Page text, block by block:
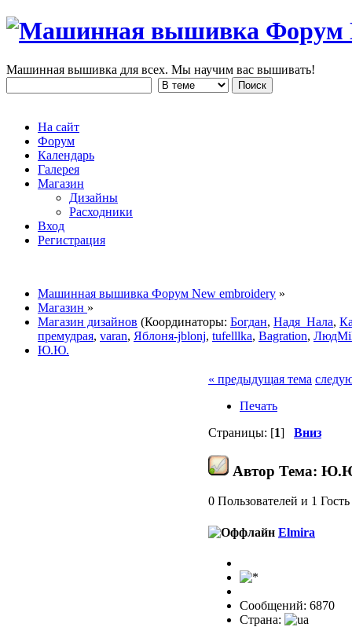
Машинная вышивка для всех. Мы научим вас вышивать!
На сайт
Форум
Календарь
Галерея
Магазин
Дизайны
Расходники
Вход
Регистрация
Машинная вышивка Форум New embroidery »
Магазин »
Магазин дизайнов (Координаторы: Богдан, Надя_Нала,
премудрая, varan, Яблоня-jblonj, tufelllka, Bagration,
Ю.Ю.
« предыдущая тема
Печать
Страницы: [1] Вниз
Автор Тема:
0 Пользователей и 1
Elmira
Сообщений: 6870
Страна: